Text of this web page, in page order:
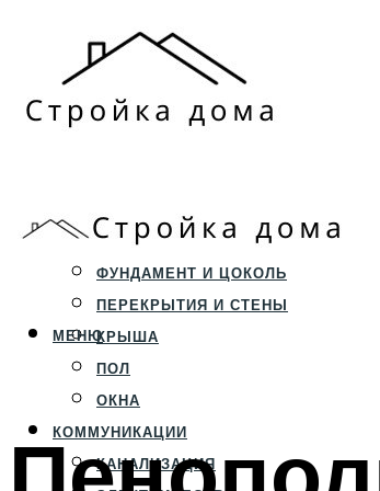
СТРОИТЕЛЬСТВО
ФУНДАМЕНТ И ЦОКОЛЬ
ПЕРЕКРЫТИЯ И СТЕНЫ
КРЫША
ПОЛ
ОКНА
КОММУНИКАЦИИ
КАНАЛИЗАЦИЯ
МЕНЮ